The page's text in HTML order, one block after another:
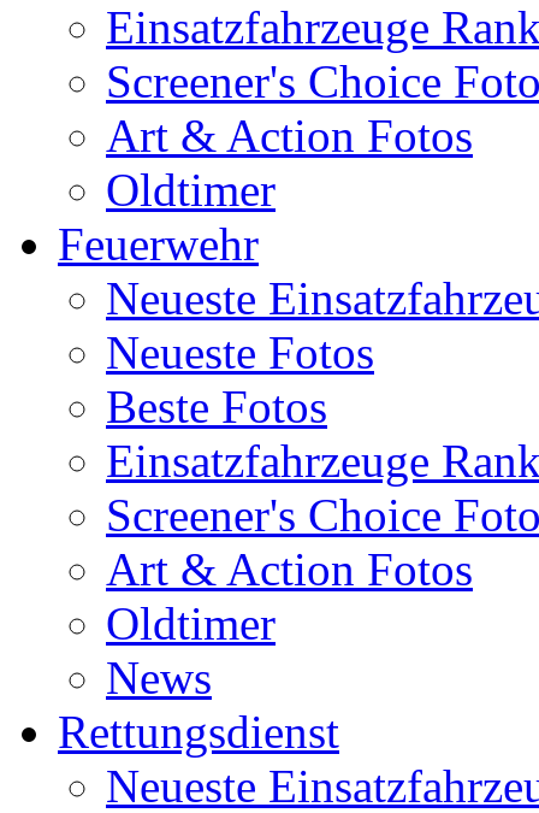
Einsatzfahrzeuge
Screener's Choice
Art & Action Fotos
Oldtimer
Feuerwehr
Neueste
Neueste Fotos
Beste Fotos
Einsatzfahrzeuge
Screener's Choice
Art & Action Fotos
Oldtimer
News
Rettungsdienst
Neueste